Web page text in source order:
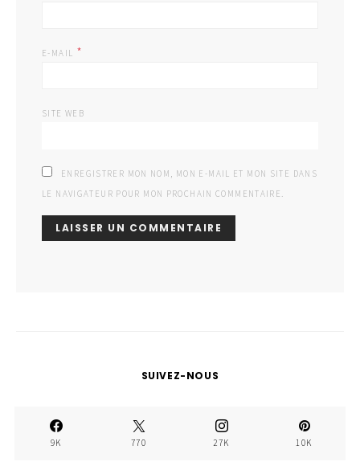
E-MAIL *
SITE WEB
ENREGISTRER MON NOM, MON E-MAIL ET MON SITE DANS
LE NAVIGATEUR POUR MON PROCHAIN COMMENTAIRE.
SUIVEZ-NOUS
9K 770 27K 10K